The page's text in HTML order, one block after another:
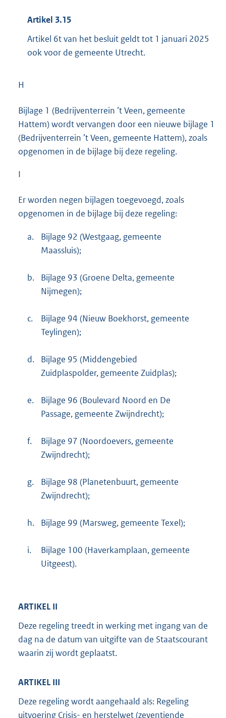
Artikel 3.15
Artikel 6t van het besluit geldt tot 1 januari 2025
ook voor de gemeente Utrecht.
H
Bijlage 1 (Bedrijventerrein ’t Veen, gemeente
Hattem) wordt vervangen door een nieuwe bijlage 1
(Bedrijventerrein ’t Veen, gemeente Hattem), zoals
opgenomen in de bijlage bij deze regeling.
I
Er worden negen bijlagen toegevoegd, zoals
opgenomen in de bijlage bij deze regeling:
a.
Bijlage 92 (Westgaag, gemeente
Maassluis);
b.
Bijlage 93 (Groene Delta, gemeente
Nijmegen);
c.
Bijlage 94 (Nieuw Boekhorst, gemeente
Teylingen);
d.
Bijlage 95 (Middengebied
Zuidplaspolder, gemeente Zuidplas);
e.
Bijlage 96 (Boulevard Noord en De
Passage, gemeente Zwijndrecht);
f.
Bijlage 97 (Noordoevers, gemeente
Zwijndrecht);
g.
Bijlage 98 (Planetenbuurt, gemeente
Zwijndrecht);
h. Bijlage 99 (Marsweg, gemeente Texel);
i.
Bijlage 100 (Haverkamplaan, gemeente
Uitgeest).
ARTIKEL II
Deze regeling treedt in werking met ingang van de
dag na de datum van uitgifte van de Staatscourant
waarin zij wordt geplaatst.
ARTIKEL III
Deze regeling wordt aangehaald als: Regeling
uitvoering Crisis- en herstelwet (zeventiende